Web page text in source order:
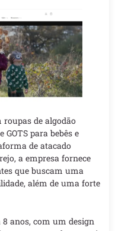
roupas de algodão
para bebês e
de atacado
a empresa fornece
que buscam uma
além de uma forte
anos, com um design